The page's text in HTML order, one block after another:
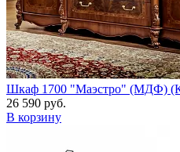
Шкаф 1700 "Маэстро" (МДФ)
26 590 руб.
В корзину